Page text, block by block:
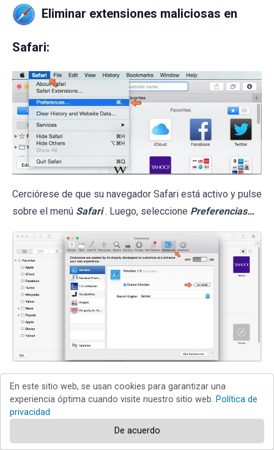
Eliminar extensiones maliciosas en
Safari:
Cerciórese de que su navegador Safari está activo y pulse
sobre el menú Safari . Luego, seleccione Preferencias…
En la ventana de preferencias, seleccione la pestaña
Extensiones . Localice aquellas extensiones instaladas
recientemente que parezcan sospechosas y
En este sitio web, se usan cookies para garantizar una
experiencia óptima cuando visite nuestro sitio web. Política de
privacidad
De acuerdo